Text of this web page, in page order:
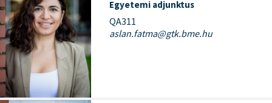
Egyetemi adjunktus
QA311
aslan.fatma@gtk.bme.hu